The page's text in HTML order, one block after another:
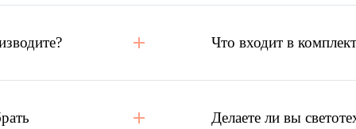
Что входит в
Делаете ли вы